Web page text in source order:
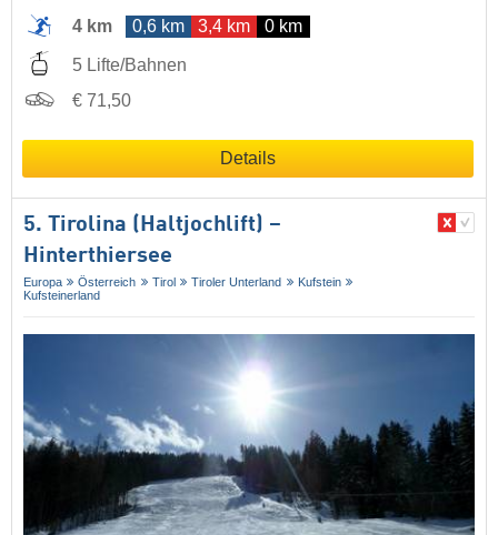
4 km
0,6 km 3,4 km 0 km
5 Lifte/Bahnen
€ 71,50
Details
5. Tirolina (Haltjochlift) –
Hinterthiersee
Europa Österreich Tirol Tiroler Unterland
Kufstein
Kufsteinerland